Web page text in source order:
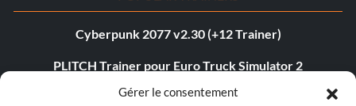
Gérer le consentement
Cyberpunk 2077 v2.30 (+12 Trainer)
PLITCH Trainer pour Euro Truck Simulator 2
Dying Light 2 Stay Human v1.0-v1.24+ (+33 Trainer)